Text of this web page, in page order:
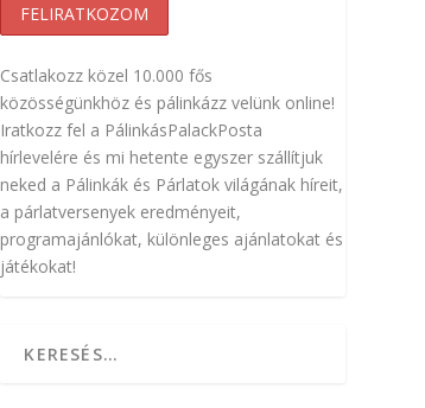
Csatlakozz közel 10.000 fős
közösségünkhöz és pálinkázz velünk online!
Iratkozz fel a PálinkásPalackPosta
hírlevelére és mi hetente egyszer szállítjuk
neked a Pálinkák és Párlatok világának híreit,
a párlatversenyek eredményeit,
programajánlókat, különleges ajánlatokat és
játékokat!